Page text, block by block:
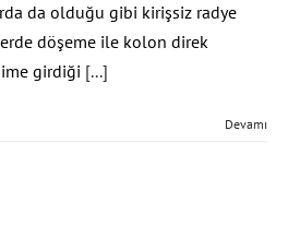
da olduğu gibi kirişsiz radye
döşeme ile kolon direk
girdiği [...]
Devamı